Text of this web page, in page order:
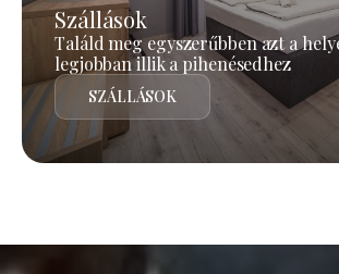
Szállások
Találd meg egyszerűbben azt a
legjobban illik a pihenésedhez
SZÁLLÁSOK